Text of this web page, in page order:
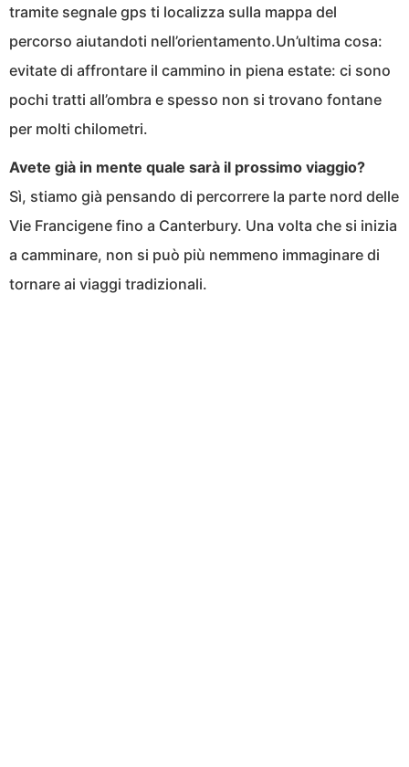
tramite segnale gps ti localizza sulla mappa del
percorso aiutandoti nell’orientamento.Un’ultima cosa:
evitate di affrontare il cammino in piena estate: ci sono
pochi tratti all’ombra e spesso non si trovano fontane
per molti chilometri.
Avete già in mente quale sarà il prossimo viaggio?
Sì, stiamo già pensando di percorrere la parte nord delle
Vie Francigene fino a Canterbury. Una volta che si inizia
a camminare, non si può più nemmeno immaginare di
tornare ai viaggi tradizionali.